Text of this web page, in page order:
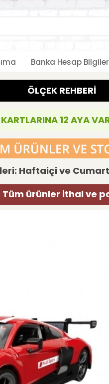
Banka Hesap
ÖLÇEK REHBERİ
12 AYA
Haftaiçi ve
ürünler ithal ve